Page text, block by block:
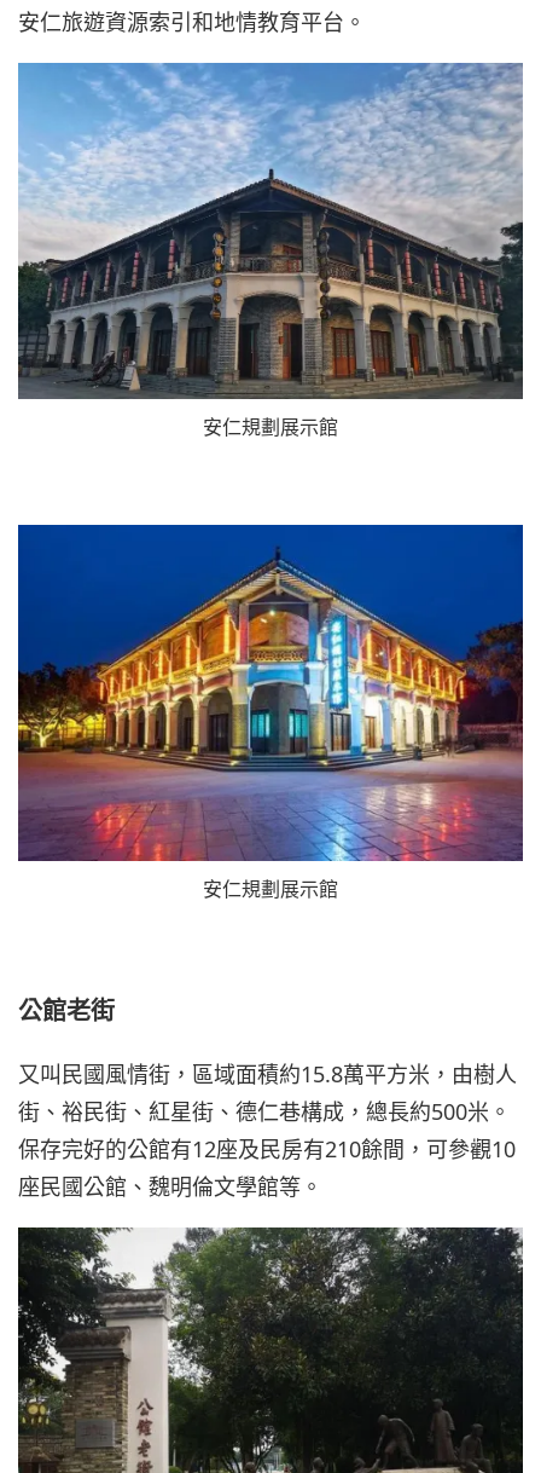
安仁旅遊資源索引和地情教育平台。
安仁規劃展示館
安仁規劃展示館
公館老街
又叫民國風情街，區域面積約15.8萬平方米，由樹人
街、裕民街、紅星街、德仁巷構成，總長約500米。
保存完好的公館有12座及民房有210餘間，可參觀10
座民國公館、魏明倫文學館等。